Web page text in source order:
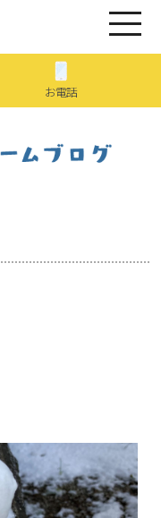
お電話